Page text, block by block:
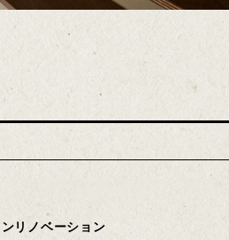
リノベーション